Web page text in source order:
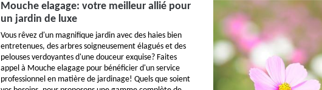
Mouche elagage: votre meilleur allié pour
un jardin de luxe
Vous rêvez d'un magnifique jardin avec des haies bien
entretenues, des arbres soigneusement élagués et des
pelouses verdoyantes d'une douceur exquise? Faites
appel à Mouche elagage pour bénéficier d'un service
professionnel en matière de jardinage! Quels que soient